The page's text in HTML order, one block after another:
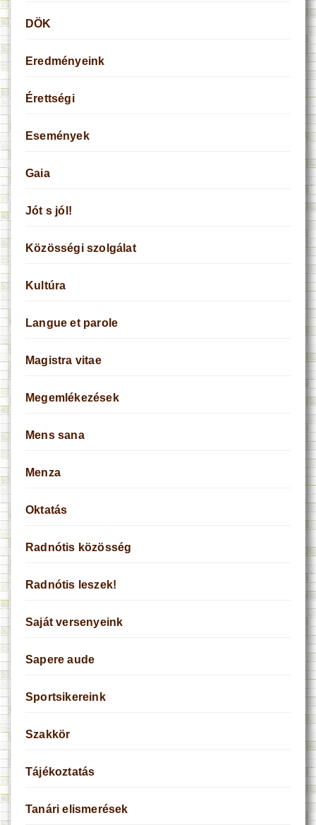
DÖK
Eredményeink
Érettségi
Események
Gaia
Jót s jól!
Közösségi szolgálat
Kultúra
Langue et parole
Magistra vitae
Megemlékezések
Mens sana
Menza
Oktatás
Radnótis közösség
Radnótis leszek!
Saját versenyeink
Sapere aude
Sportsikereink
Szakkör
Tájékoztatás
Tanári elismerések